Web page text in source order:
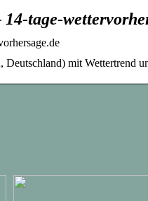
tage-
mit Wettertrend